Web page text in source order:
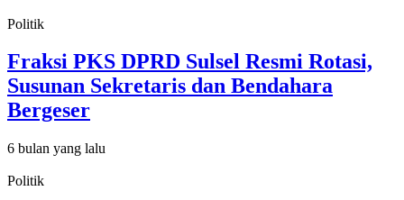
Politik
Fraksi PKS DPRD Sulsel Resmi Rotasi,
Susunan Sekretaris dan Bendahara
Bergeser
6 bulan yang lalu
Politik